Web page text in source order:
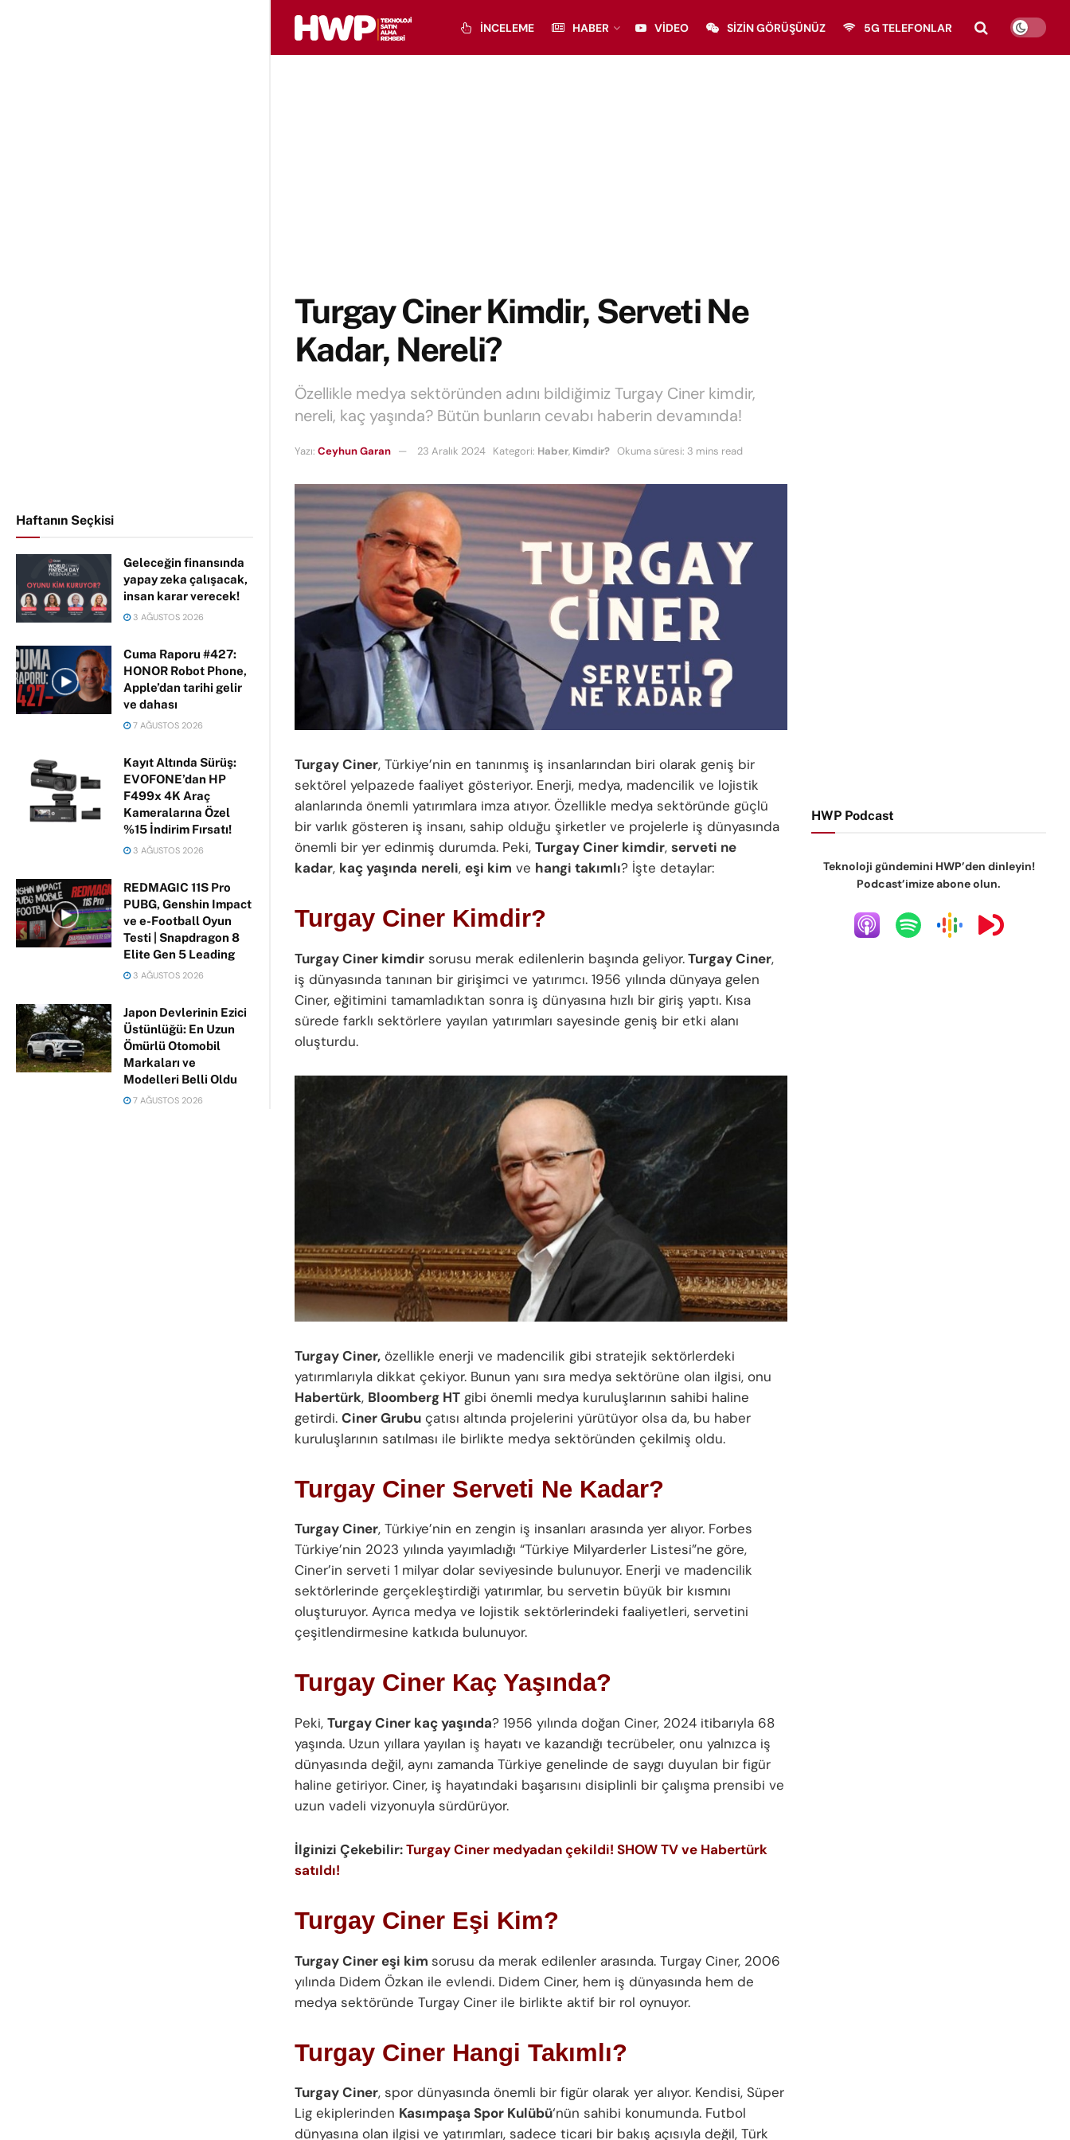
Haftanın Seçkisi
Geleceğin finansında
yapay zeka çalışacak,
insan karar verecek!
3 AĞUSTOS 2026
Cuma Raporu #427:
HONOR Robot Phone,
Apple’dan tarihi gelir
ve dahası
7 AĞUSTOS 2026
Kayıt Altında Sürüş:
EVOFONE’dan HP
F499x 4K Araç
Kameralarına Özel
%15 İndirim Fırsatı!
3 AĞUSTOS 2026
REDMAGIC 11S Pro
PUBG, Genshin Impact
ve e-Football Oyun
Testi | Snapdragon 8
Elite Gen 5 Leading
3 AĞUSTOS 2026
Japon Devlerinin Ezici
Üstünlüğü: En Uzun
Ömürlü Otomobil
Markaları ve
Modelleri Belli Oldu
7 AĞUSTOS 2026
İNCELEME HABER VIDEO SIZIN GÖRÜŞÜNÜZ 5G TELEFONLAR
Turgay Ciner Kimdir, Serveti Ne
Kadar, Nereli?
Özellikle medya sektöründen adını bildiğimiz Turgay Ciner kimdir,
nereli, kaç yaşında? Bütün bunların cevabı haberin devamında!
Yazı: Ceyhun Garan 23 Aralık 2024 Kategori: Haber, Kimdir? Okuma süresi: 3 mins read
Turgay Ciner, Türkiye’nin en tanınmış iş insanlarından biri olarak geniş bir
sektörel yelpazede faaliyet gösteriyor. Enerji, medya, madencilik ve lojistik
alanlarında önemli yatırımlara imza atıyor. Özellikle medya sektöründe güçlü
bir varlık gösteren iş insanı, sahip olduğu şirketler ve projelerle iş dünyasında
önemli bir yer edinmiş durumda. Peki, Turgay Ciner kimdir, serveti ne
kadar, kaç yaşında nereli, eşi kim ve hangi takımlı? İşte detaylar:
Turgay Ciner Kimdir?
Turgay Ciner kimdir sorusu merak edilenlerin başında geliyor.Turgay Ciner,
iş dünyasında tanınan bir girişimci ve yatırımcı. 1956 yılında dünyaya gelen
Ciner, eğitimini tamamladıktan sonra iş dünyasına hızlı bir giriş yaptı. Kısa
sürede farklı sektörlere yayılan yatırımları sayesinde geniş bir etki alanı
oluşturdu.
Turgay Ciner, özellikle enerji ve madencilik gibi stratejik sektörlerdeki
yatırımlarıyla dikkat çekiyor. Bunun yanı sıra medya sektörüne olan ilgisi, onu
Habertürk, Bloomberg HT gibi önemli medya kuruluşlarının sahibi haline
getirdi. Ciner Grubu çatısı altında projelerini yürütüyor olsa da, bu haber
kuruluşlarının satılması ile birlikte medya sektöründen çekilmiş oldu.
Turgay Ciner Serveti Ne Kadar?
Turgay Ciner, Türkiye’nin en zengin iş insanları arasında yer alıyor. Forbes
Türkiye’nin 2023 yılında yayımladığı “Türkiye Milyarderler Listesi”ne göre,
Ciner’in serveti 1 milyar dolar seviyesinde bulunuyor. Enerji ve madencilik
sektörlerinde gerçekleştirdiği yatırımlar, bu servetin büyük bir kısmını
oluşturuyor. Ayrıca medya ve lojistik sektörlerindeki faaliyetleri, servetini
çeşitlendirmesine katkıda bulunuyor.
Turgay Ciner Kaç Yaşında?
Peki, Turgay Ciner kaç yaşında? 1956 yılında doğan Ciner, 2024 itibarıyla 68
yaşında. Uzun yıllara yayılan iş hayatı ve kazandığı tecrübeler, onu yalnızca iş
dünyasında değil, aynı zamanda Türkiye genelinde de saygı duyulan bir figür
haline getiriyor. Ciner, iş hayatındaki başarısını disiplinli bir çalışma prensibi ve
uzun vadeli vizyonuyla sürdürüyor.
İlginizi Çekebilir:Turgay Ciner medyadan çekildi! SHOW TV ve Habertürk
satıldı!
Turgay Ciner Eşi Kim?
Turgay Ciner eşi kim sorusu da merak edilenler arasında. Turgay Ciner, 2006
yılında Didem Özkan ile evlendi. Didem Ciner, hem iş dünyasında hem de
medya sektöründe Turgay Ciner ile birlikte aktif bir rol oynuyor.
Turgay Ciner Hangi Takımlı?
Turgay Ciner, spor dünyasında önemli bir figür olarak yer alıyor. Kendisi, Süper
Lig ekiplerinden Kasımpaşa Spor Kulübü‘nün sahibi konumunda. Futbol
dünyasına olan ilgisi ve yatırımları, sadece ticari bir bakış açısıyla değil, Türk
HWP Podcast
Teknoloji gündemini HWP’den dinleyin!
Podcast’imize abone olun.